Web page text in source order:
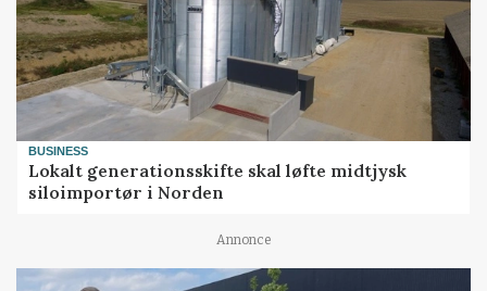
BUSINESS
Lokalt generationsskifte skal løfte midtjysk
siloimportør i Norden
Annonce